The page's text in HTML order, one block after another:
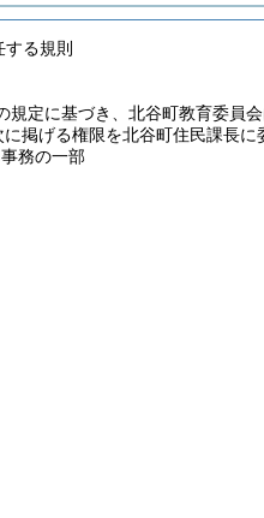
る規則
規定に基づき、北谷町教育委員
掲げる権限を北谷町住民課長に
務の一部